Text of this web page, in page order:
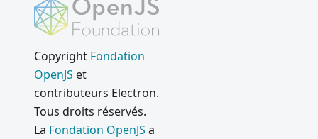
WebAudi
Chromiu
m (CVE-
2019-
13720)
Electron
7.0.0
Copyright Fondation
OpenJS et
contributeurs Electron.
Tous droits réservés.
La Fondation OpenJS a